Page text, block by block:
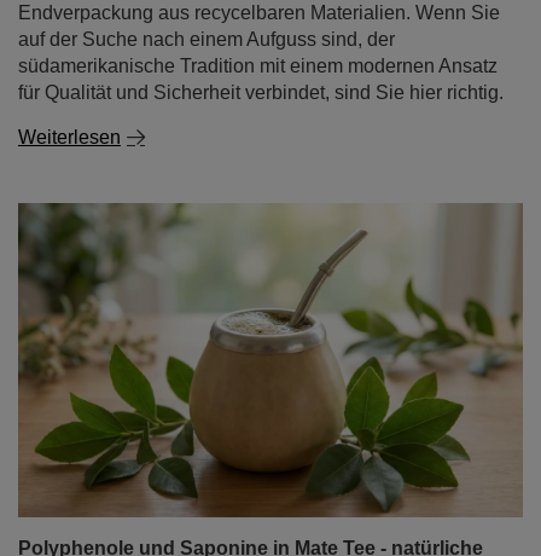
Endverpackung aus recycelbaren Materialien. Wenn Sie
auf der Suche nach einem Aufguss sind, der
südamerikanische Tradition mit einem modernen Ansatz
für Qualität und Sicherheit verbindet, sind Sie hier richtig.
Weiterlesen
Polyphenole und Saponine in Mate Tee - natürliche